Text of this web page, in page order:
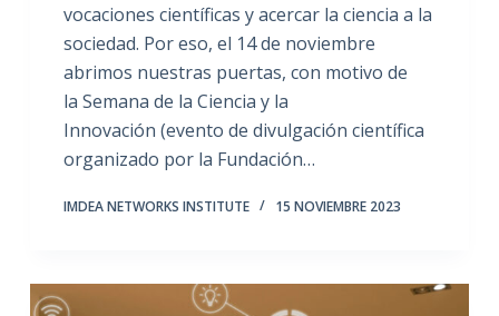
vocaciones científicas y acercar la ciencia a la
sociedad. Por eso, el 14 de noviembre
abrimos nuestras puertas, con motivo de
la Semana de la Ciencia y la
Innovación (evento de divulgación científica
organizado por la Fundación…
IMDEA NETWORKS INSTITUTE 15 NOVIEMBRE 2023